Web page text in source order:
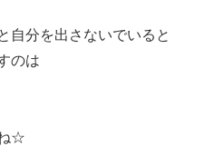
自分を出さないでいると
のは
☆